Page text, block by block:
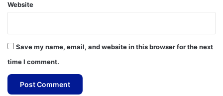
Website
Save my name, email, and website in this browser for the next
time I comment.